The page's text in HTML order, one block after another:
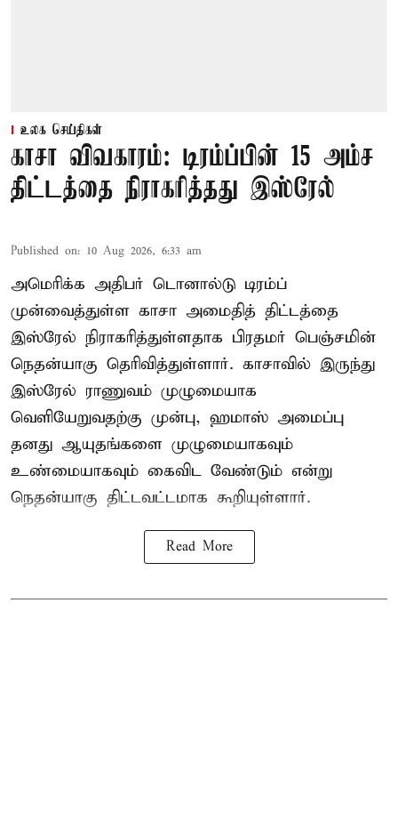
உலக செய்திகள்
காசா விவகாரம்: டிரம்ப்பின் 15 அம்ச
திட்டத்தை நிராகரித்தது இஸ்ரேல்
Published on: 10 Aug 2026, 6:33 am
அமெரிக்க அதிபர் டொனால்டு டிரம்ப்
முன்வைத்துள்ள காசா அமைதித் திட்டத்தை
இஸ்ரேல் நிராகரித்துள்ளதாக பிரதமர் பெஞ்சமின்
நெதன்யாகு தெரிவித்துள்ளார். காசாவில் இருந்து
இஸ்ரேல் ராணுவம் முழுமையாக
வெளியேறுவதற்கு முன்பு, ஹமாஸ் அமைப்பு
தனது ஆயுதங்களை முழுமையாகவும்
உண்மையாகவும் கைவிட வேண்டும் என்று
நெதன்யாகு திட்டவட்டமாக கூறியுள்ளார்.
Read More